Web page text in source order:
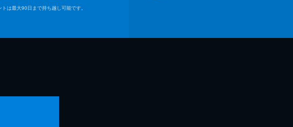
トは最大90日まで持ち越し可能です。